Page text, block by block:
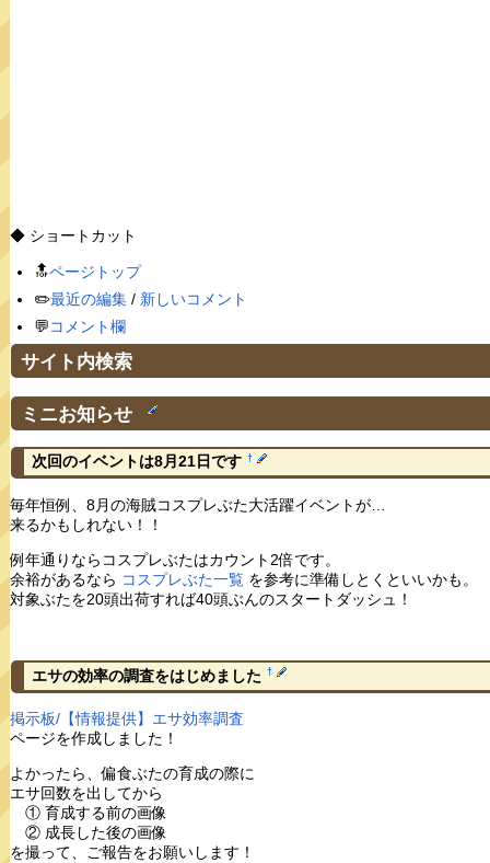
◆ ショートカット
🔝ページトップ
✏️最近の編集/ 新しいコメント
💬コメント欄
サイト内検索
ミニお知らせ †
次回のイベントは8月21日です †
毎年恒例、8月の海賊コスプレぶた大活躍イベントが…
来るかもしれない！！
例年通りならコスプレぶたはカウント2倍です。
余裕があるなら コスプレぶた一覧を参考に準備しとくといいかも。
対象ぶたを20頭出荷すれば40頭ぶんのスタートダッシュ！
エサの効率の調査をはじめました †
掲示板/【情報提供】エサ効率調査
ページを作成しました！
よかったら、偏食ぶたの育成の際に
エサ回数を出してから
① 育成する前の画像
② 成長した後の画像
を撮って、ご報告をお願いします！